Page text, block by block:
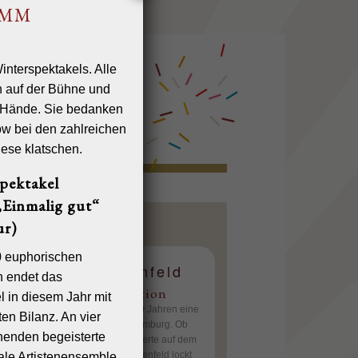
Bahrenfeld
und Eventlocation
Bahrenfeld ist seit 130 Jahren eine
Sportstätten in Hamburg. Ob
oder große Open-Air Konzerte auf dem
– die Trabrennbahn Bahrenfeld lockt
gut“
euphorischen
endet das
in diesem Jahr mit
Bilanz. An vier
begeisterte